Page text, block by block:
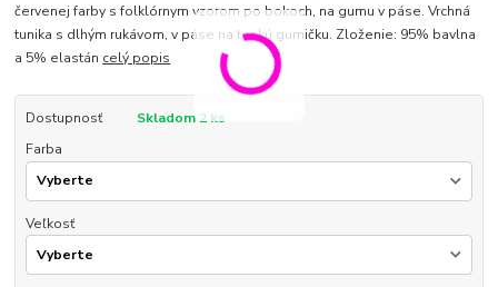
červenej farby s folklórnym vzorom po bokoch, na gumu v páse. Vrchná
tunika s dlhým rukávom, v páse na tenkú gumičku. Zloženie: 95% bavlna
a 5% elastán celý popis
Dostupnosť
Skladom 2 ks
Farba
Veľkosť